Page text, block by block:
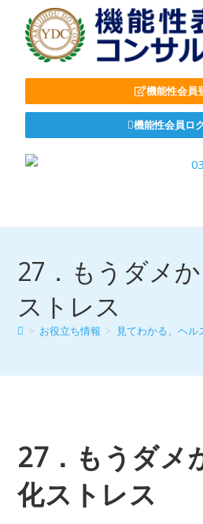
機能性会員
機能性会員ロ
27．もうダメ
ストレス
> お役立ち情報 > 見てわかる、ヘル
27．もうダメ
化ストレス